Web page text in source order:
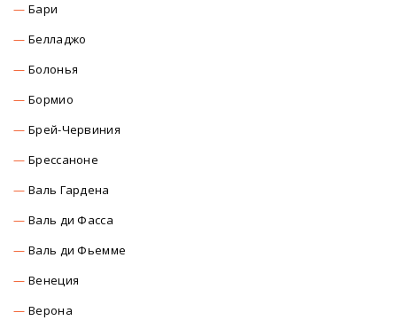
Бари
Белладжо
Болонья
Бормио
Брей-Червиния
Брессаноне
Валь Гардена
Валь ди Фасса
Валь ди Фьемме
Венеция
Верона